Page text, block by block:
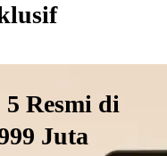
Resmi di
Juta